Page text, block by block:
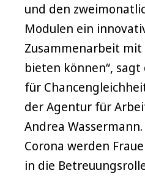
und den
Modulen ein
Zusammenarbeit
bieten können“,
für
der Agentur für
Andrea
Corona werden
in die